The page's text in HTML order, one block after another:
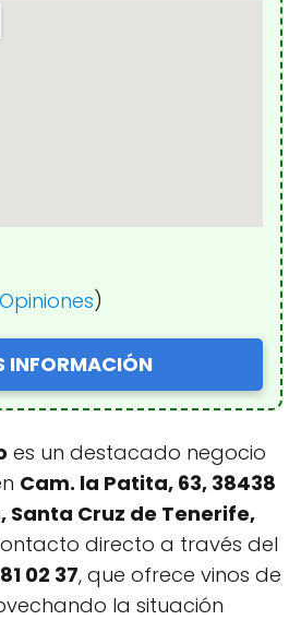
)
INFORMACIÓN
es un destacado negocio
Cam. la Patita, 63, 38438
Santa Cruz de Tenerife,
directo a través del
02 37, que ofrece vinos de
la situación